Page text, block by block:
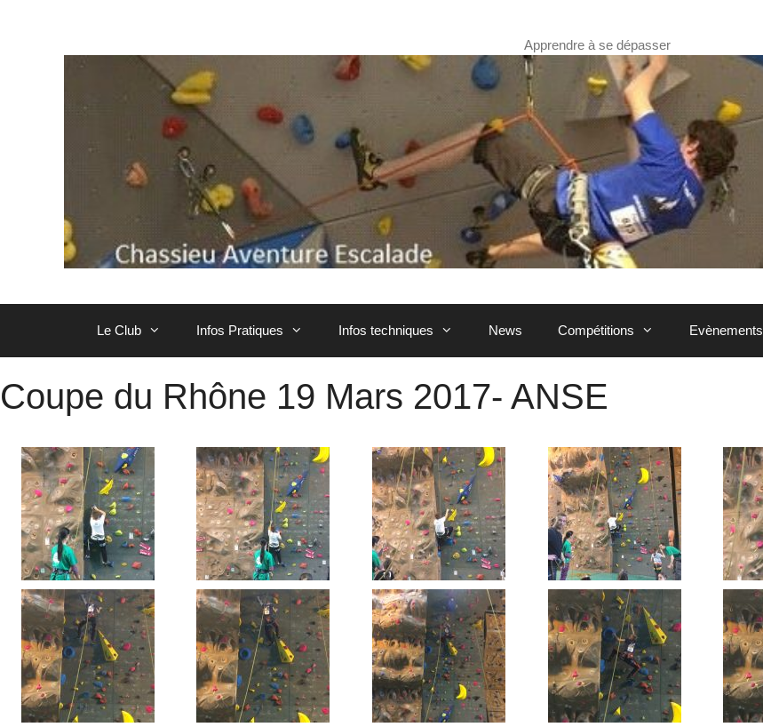
Apprendre à se dépasser
Le Club Infos Pratiques Infos techniques News Compétitions Evènements
Coupe du Rhône 19 Mars 2017- ANSE